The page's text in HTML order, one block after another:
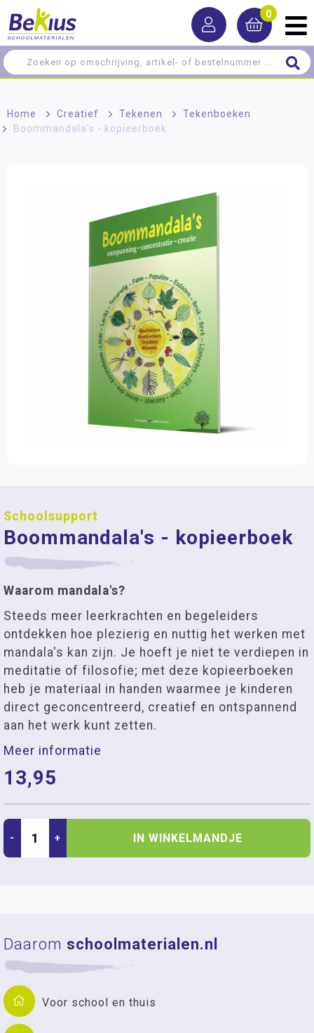
0
Home > Creatief > Tekenen > Tekenboeken
Boommandala's - kopieerboek
Schoolsupport
Boommandala's - kopieerboek
Waarom mandala's?
Steeds meer leerkrachten en begeleiders
ontdekken hoe plezierig en nuttig het werken met
mandala's kan zijn. Je hoeft je niet te verdiepen in
meditatie of filosofie; met deze kopieerboeken
heb je materiaal in handen waarmee je kinderen
direct geconcentreerd, creatief en ontspannend
aan het werk kunt zetten.
Meer informatie
13,95
- + IN WINKELMANDJE
Daarom schoolmaterialen.nl
Voor school en thuis